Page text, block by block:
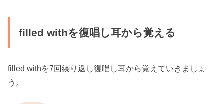
filled withを復唱し耳から覚える
filled withを7回繰り返し復唱し耳から覚えていきましょ
う。